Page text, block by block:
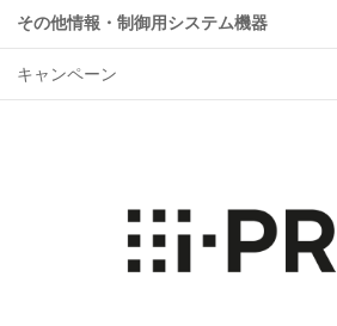
その他情報・制御用システム機器
キャンペーン